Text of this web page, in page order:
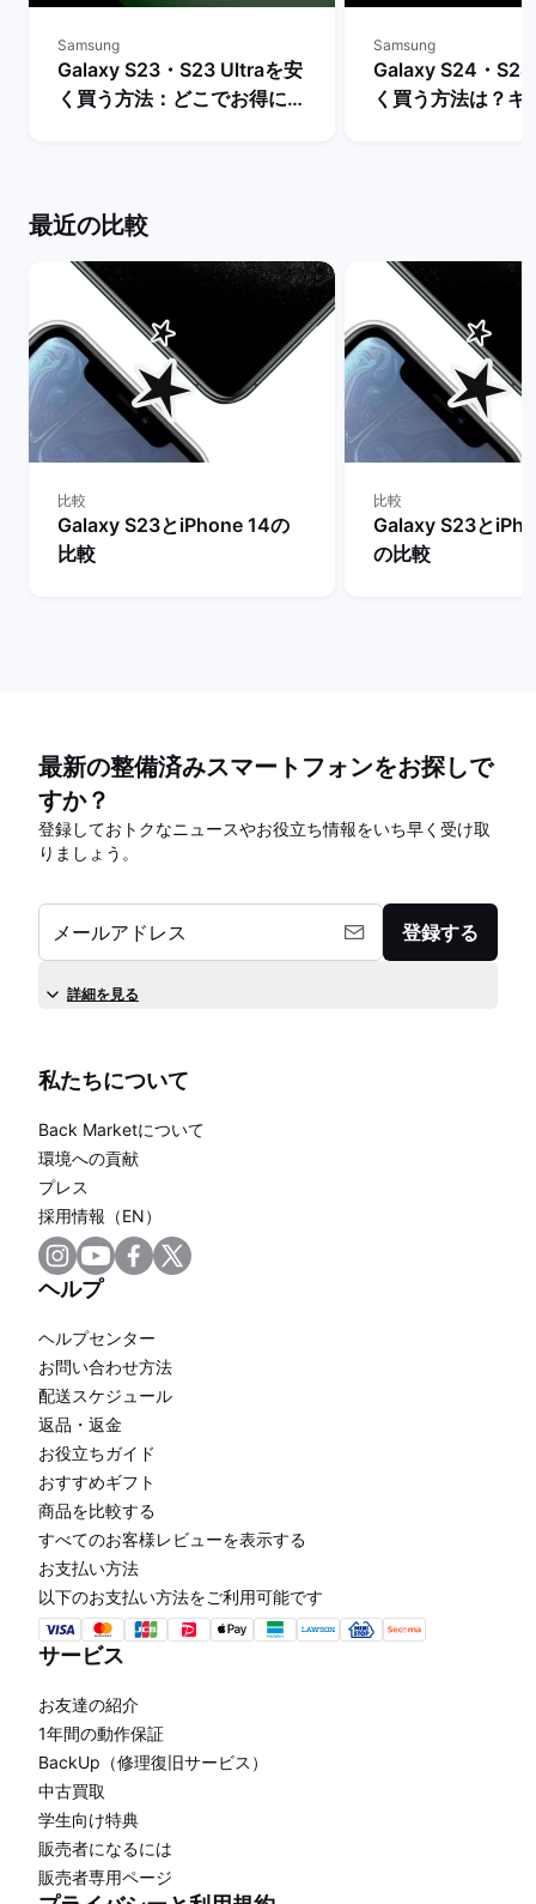
Samsung
Galaxy S23・S23 Ultraを安
く買う方法：どこでお得に購
Samsung
Galaxy S24・
く買う方法は？キ
最近の比較
比較
Galaxy S23とiPhone 14の
比較
比較
Galaxy S23と
の比較
最新の整備済みスマートフォンをお探しで
すか？
登録しておトクなニュースやお役立ち情報をいち早く受け取
りましょう。
メールアドレス 登録する
詳細を見る
私たちについて
Back Marketについて
環境への貢献
プレス
採用情報（EN）
ヘルプ
ヘルプセンター
お問い合わせ方法
配送スケジュール
返品・返金
お役立ちガイド
おすすめギフト
商品を比較する
すべてのお客様レビューを表示する
お支払い方法
以下のお支払い方法をご利用可能です
サービス
お友達の紹介
1年間の動作保証
BackUp（修理復旧サービス）
中古買取
学生向け特典
販売者になるには
販売者専用ページ